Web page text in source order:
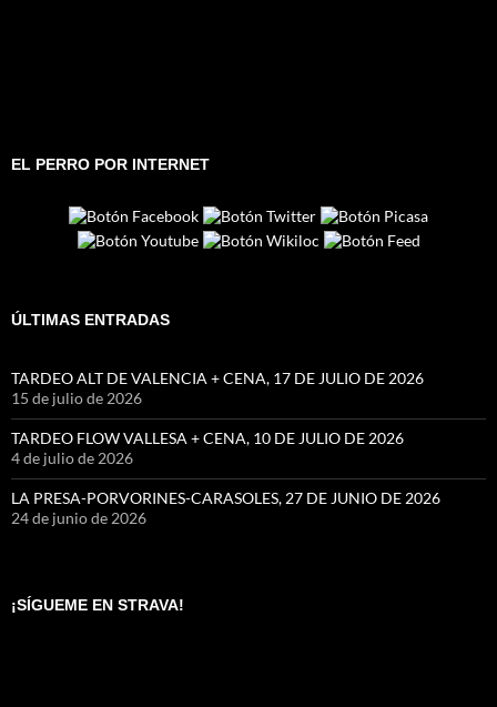
EL PERRO POR INTERNET
ÚLTIMAS ENTRADAS
TARDEO ALT DE VALENCIA + CENA, 17 DE JULIO DE 2026
15 de julio de 2026
TARDEO FLOW VALLESA + CENA, 10 DE JULIO DE 2026
4 de julio de 2026
LA PRESA-PORVORINES-CARASOLES, 27 DE JUNIO DE 2026
24 de junio de 2026
¡SÍGUEME EN STRAVA!